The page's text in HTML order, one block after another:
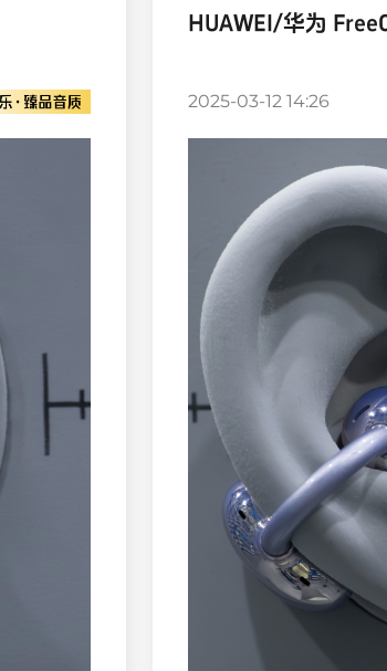
HUAWEI/华为
2025-03-12 14:26